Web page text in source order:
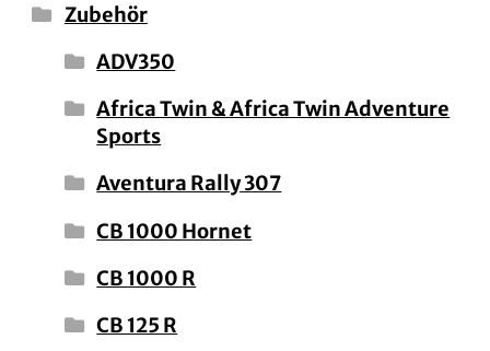
Zubehör
ADV350
Africa Twin & Africa Twin Adventure
Sports
Aventura Rally 307
CB 1000 Hornet
CB 1000 R
CB 125 R